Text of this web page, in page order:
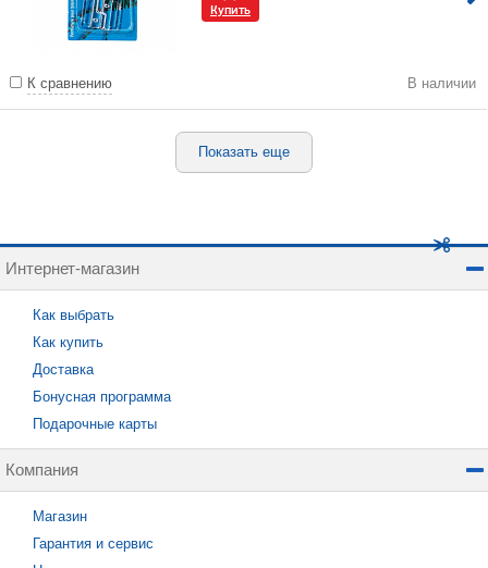
Купить
К сравнению В наличии
Показать еще
Интернет-магазин
Как выбрать
Как купить
Доставка
Бонусная программа
Подарочные карты
Компания
Магазин
Гарантия и сервис